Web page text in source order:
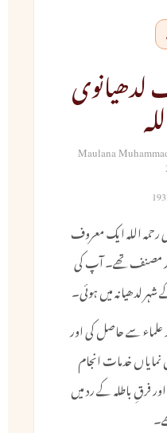
لدھیانوی
Maulana
اللہ ایک معروف
مصنف تھے۔ آپ کی
سے حاصل کی اور
خدمات انجام
فرقِ باطلہ کے رد میں